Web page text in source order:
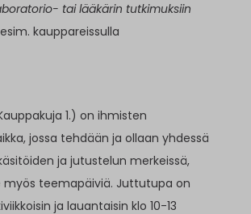
tai lääkärin tutkimuksiin
kauppareissulla
1.) on ihmisten
jossa tehdään ja ollaan yhdessä
ja jutustelun merkeissä,
teemapäiviä. Juttutupa on
ja lauantaisin klo 10-13